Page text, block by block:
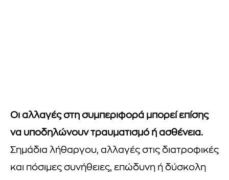
Οι αλλαγές στη συμπεριφορά μπορεί επίσης
να υποδηλώνουν τραυματισμό ή ασθένεια.
Σημάδια λήθαργου, αλλαγές στις διατροφικές
και πόσιμες συνήθειες, επώδυνη ή δύσκολη